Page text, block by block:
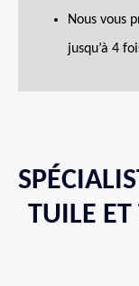
Nous vous
jusqu’à 4
TUILE